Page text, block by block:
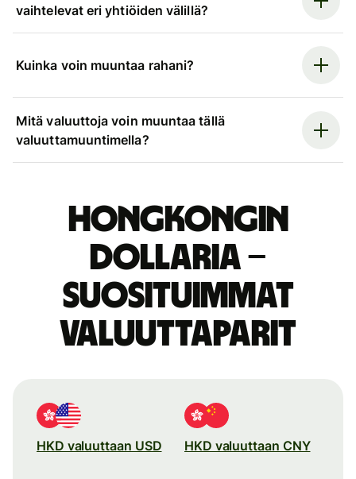
vaihtelevat eri yhtiöiden välillä?
Kuinka voin muuntaa rahani?
Mitä valuuttoja voin muuntaa tällä
valuuttamuuntimella?
Hongkongin
dollaria –
suosituimmat
valuuttaparit
HKD valuuttaan USD HKD valuuttaan CNY